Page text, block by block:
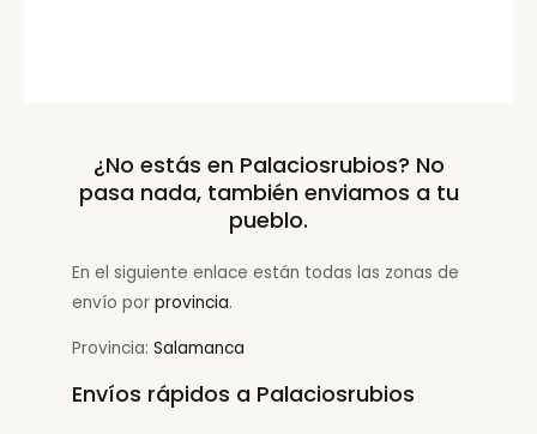
¿No estás en Palaciosrubios? No
pasa nada, también enviamos a tu
pueblo.
En el siguiente enlace están todas las zonas de
envío por provincia.
Provincia: Salamanca
Envíos rápidos a Palaciosrubios